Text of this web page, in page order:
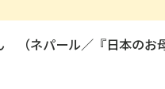
ネパール／『日本のお母